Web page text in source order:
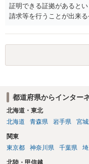
証明できる証拠があると
請求等を行うことが出来
に個別に相談されると良
都道府県からインター
北海道・東北
北海道
青森県 岩手県 宮
関東
東京都
神奈川県 千葉県